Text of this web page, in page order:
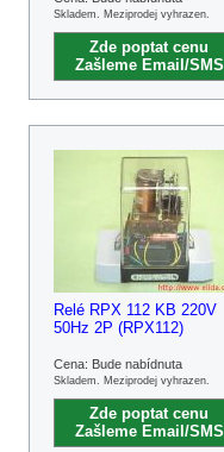
Skladem. Meziprodej vyhrazen.
Zde poptat cenu
Zašleme Email/SMS
Relé RPX 112 KB 220V
50Hz 2P (RPX112)
Cena: Bude nabídnuta
Skladem. Meziprodej vyhrazen.
Zde poptat cenu
Zašleme Email/SMS